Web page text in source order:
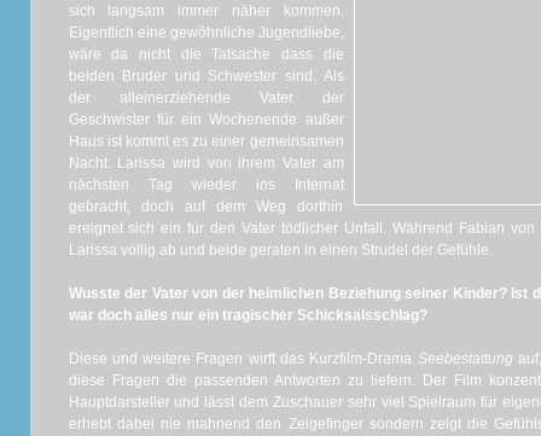
sich langsam immer näher kommen.
Eigentlich eine gewöhnliche Jugendliebe,
wäre da nicht die Tatsache dass die
beiden Bruder und Schwester sind. Als
der alleinerziehende Vater der
Geschwister für ein Wochenende außer
Haus ist kommt es zu einer gemeinsamen
Nacht. Larissa wird von ihrem Vater am
nächsten Tag wieder ins Internat
gebracht, doch auf dem Weg dorthin
ereignet sich ein für den Vater tödlicher Unfall. Während Fabian
Larissa völlig ab und beide geraten in einen Strudel der Gefühle.
Wusste der Vater von der heimlichen Beziehung seiner Kinder? Ist
war doch alles nur ein tragischer Schicksalsschlag?
Diese und weitere Fragen wirft das Kurzfilm-Drama Seebestattung
diese Fragen die passenden Antworten zu liefern. Der Film
Hauptdarsteller und lässt dem Zuschauer sehr viel Spielraum für
erhebt dabei nie mahnend den Zeigefinger sondern zeigt die